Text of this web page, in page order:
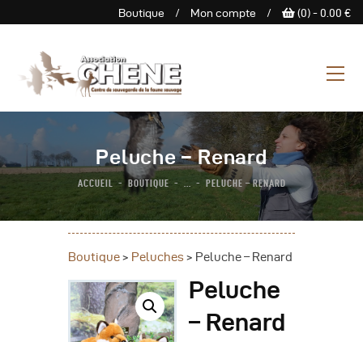
Boutique / Mon compte / (0) - 0.00 €
Peluche – Renard
ACCUEIL BOUTIQUE PELUCHE – RENARD
ASSOCIATION CHENE
Centre de Sauvegarde de la
faune sauvage
L’Association
Centre De Sauvegarde
Espace Découverte
Nous Soutenir
Agenda
Contactez-Nous
Boutique> Peluches> Peluche – Renard
Peluche
– Renard